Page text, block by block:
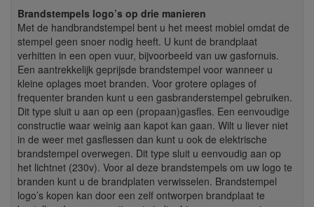
Brandstempels logo’s op drie manieren
Met de handbrandstempel bent u het meest mobiel omdat de
stempel geen snoer nodig heeft. U kunt de brandplaat
verhitten in een open vuur, bijvoorbeeld van uw gasfornuis.
Een aantrekkelijk geprijsde brandstempel voor wanneer u
kleine oplages moet branden. Voor grotere oplages of
frequenter branden kunt u een gasbranderstempel gebruiken.
Dit type sluit u aan op een (propaan)gasfles. Een eenvoudige
constructie waar weinig aan kapot kan gaan. Wilt u liever niet
in de weer met gasflessen dan kunt u ook de elektrische
brandstempel overwegen. Dit type sluit u eenvoudig aan op
het lichtnet (230v). Voor al deze brandstempels om uw logo te
branden kunt u de brandplaten verwisselen. Brandstempel
logo’s kopen kan door een zelf ontworpen brandplaat te